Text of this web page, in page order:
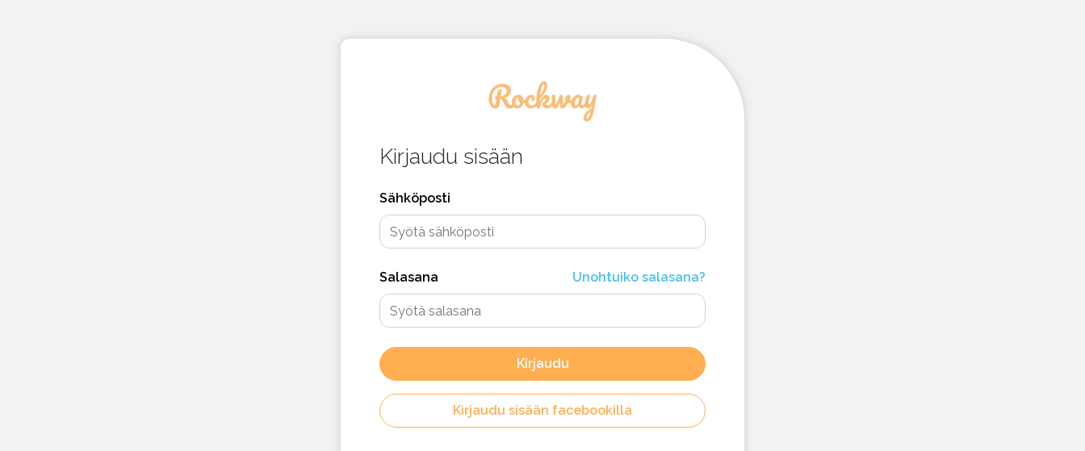
Kirjaudu sisään
Sähköposti
Salasana Unohtuiko salasana?
Kirjaudu
Kirjaudu sisään facebookilla